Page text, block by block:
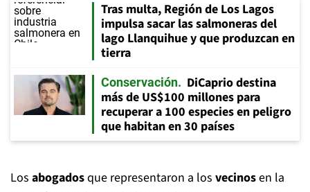
Tras multa, Región de Los Lagos
impulsa sacar las salmoneras del
lago Llanquihue y que produzcan en
tierra
Conservación
DiCaprio destina
más de US$100 millones para
recuperar a 100 especies en peligro
que habitan en 30 países
Los abogadosque representaron a los vecinosen la